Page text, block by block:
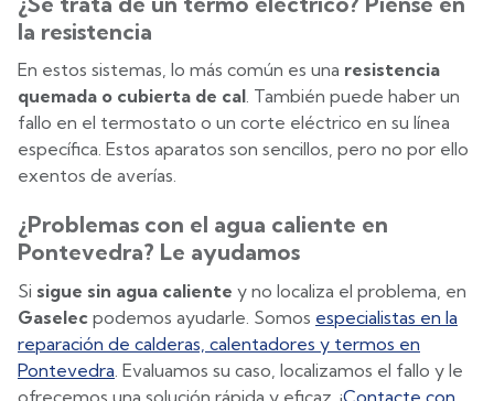
la resistencia
En estos sistemas, lo más común es una resistencia
quemada o cubierta de cal. También puede haber un
fallo en el termostato o un corte eléctrico en su línea
específica. Estos aparatos son sencillos, pero no por ello
exentos de averías.
¿Problemas con el agua caliente en
Pontevedra? Le ayudamos
Si sigue sin agua caliente y no localiza el problema, en
Gaselec podemos ayudarle. Somos especialistas en la
reparación de calderas, calentadores y termos en
Pontevedra . Evaluamos su caso, localizamos el fallo y le
ofrecemos una solución rápida y eficaz. ¡Contacte con